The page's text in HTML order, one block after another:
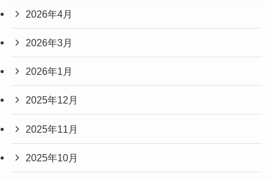
2026年4月
2026年3月
2026年1月
2025年12月
2025年11月
2025年10月